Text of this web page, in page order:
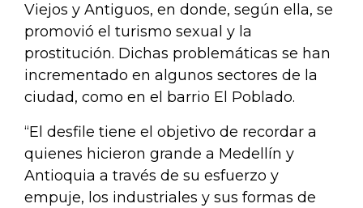
Viejos y Antiguos, en donde, según ella, se
promovió el turismo sexual y la
prostitución. Dichas problemáticas se han
incrementado en algunos sectores de la
ciudad, como en el barrio El Poblado.
“El desfile tiene el objetivo de recordar a
quienes hicieron grande a Medellín y
Antioquia a través de su esfuerzo y
empuje, los industriales y sus formas de